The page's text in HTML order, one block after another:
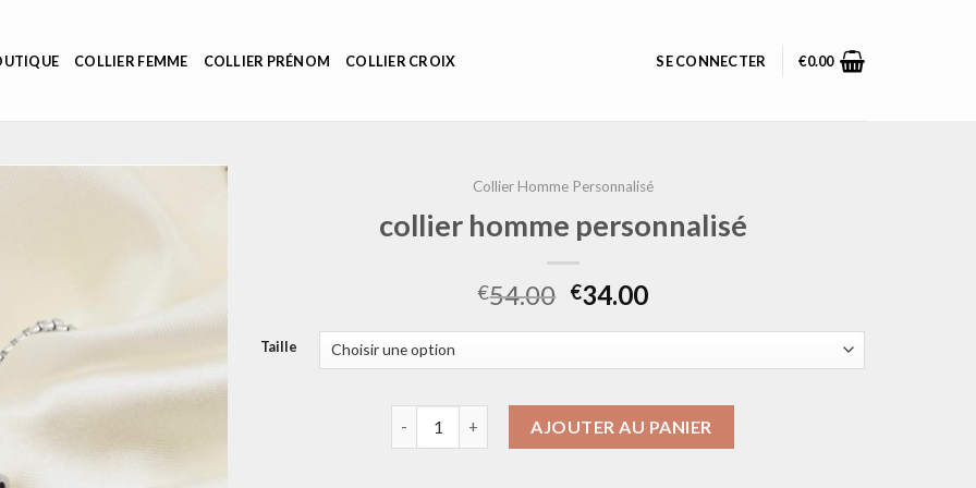
COLLIER FEMME COLLIER PRÉNOM COLLIER CROIX SE CONNECTER €0.00
Collier Homme Personnalisé
collier homme personnalisé
€54.00 €34.00
Taille
AJOUTER AU PANIER